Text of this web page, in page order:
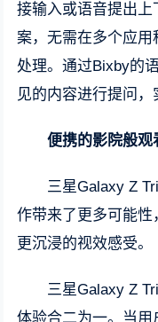
接输入或语音提出
案，无需在多个应
处理。通过Bixby的
见的内容进行提问，
便携的影院般观
三星Galaxy Z
作带来了更多可能性
更沉浸的视效感受。
三星Galaxy Z
体验合二为一。当